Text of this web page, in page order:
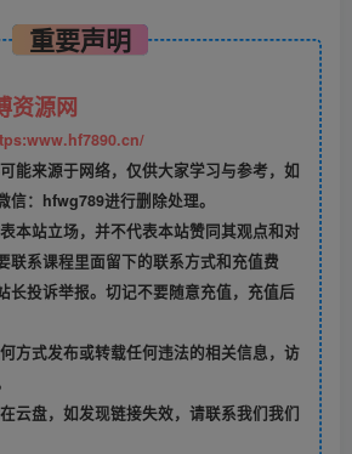
重要声明
资源网
能来源于网络，仅供大家学习与参考，如
信：hfwg789进行删除处理。
本站立场，并不代表本站赞同其观点和对
联系课程里面留下的联系方式和充值费
长投诉举报。切记不要随意充值，充值后
方式发布或转载任何违法的相关信息，访
云盘，如发现链接失效，请联系我们我们